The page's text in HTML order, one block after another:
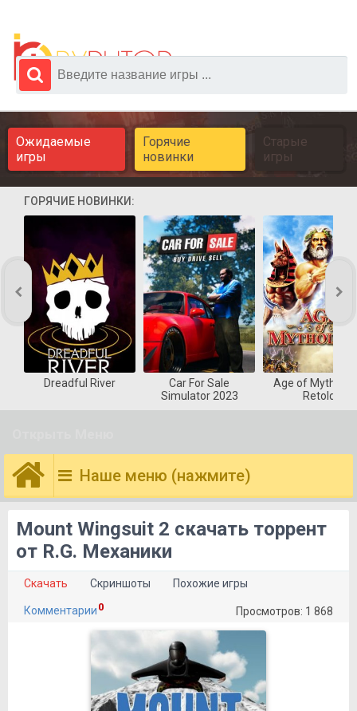
Ожидаемые
игры
Горячие
новинки
Старые
игры
ГОРЯЧИЕ НОВИНКИ:
Dreadful River
Car For Sale
Simulator 2023
Age of
Retold
Наше меню (нажмите)
Mount Wingsuit 2 скачать торрент
от R.G. Механики
Скачать Скриншоты Похожие игры
Комментарии 0 Просмотров: 1 868